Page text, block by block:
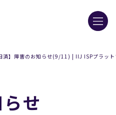
済】障害のお知らせ(9/11) | IIJ ISPプラッ
せ